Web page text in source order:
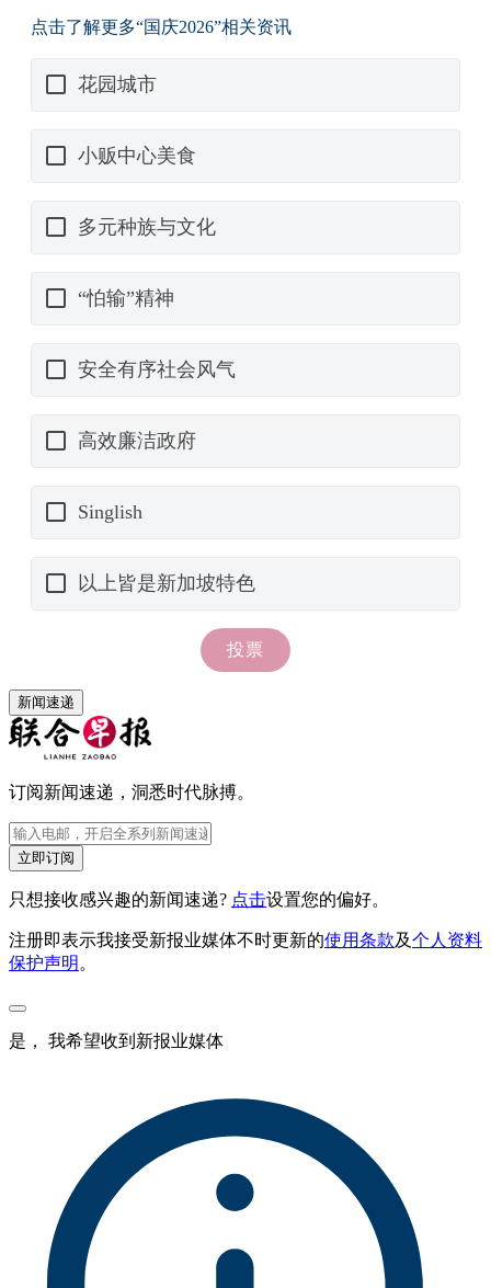
新闻速递
订阅新闻速递，洞悉时代脉搏。
立即订阅
只想接收感兴趣的新闻速递? 点击设置您的偏好。
注册即表示我接受新报业媒体不时更新的使用条款及个人资料
保护声明 。
是， 我希望收到新报业媒体